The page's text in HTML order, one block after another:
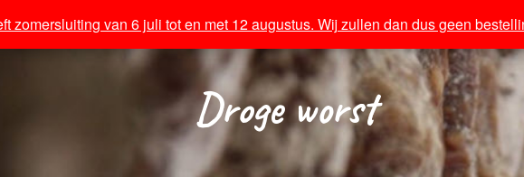
Over
Droge worst
zomersluiting van 6 juli tot en met 12 augustus. Wij zullen dan dus geen
zomersluiting van 6 juli tot en met 12 augustus. Wij zullen dan dus geen